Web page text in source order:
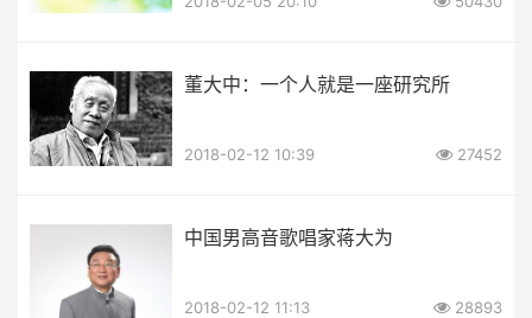
董大中：一个人就是一座研究所
2018-02-12 10:39 27452
中国男高音歌唱家蒋大为
2018-02-12 11:13 28893